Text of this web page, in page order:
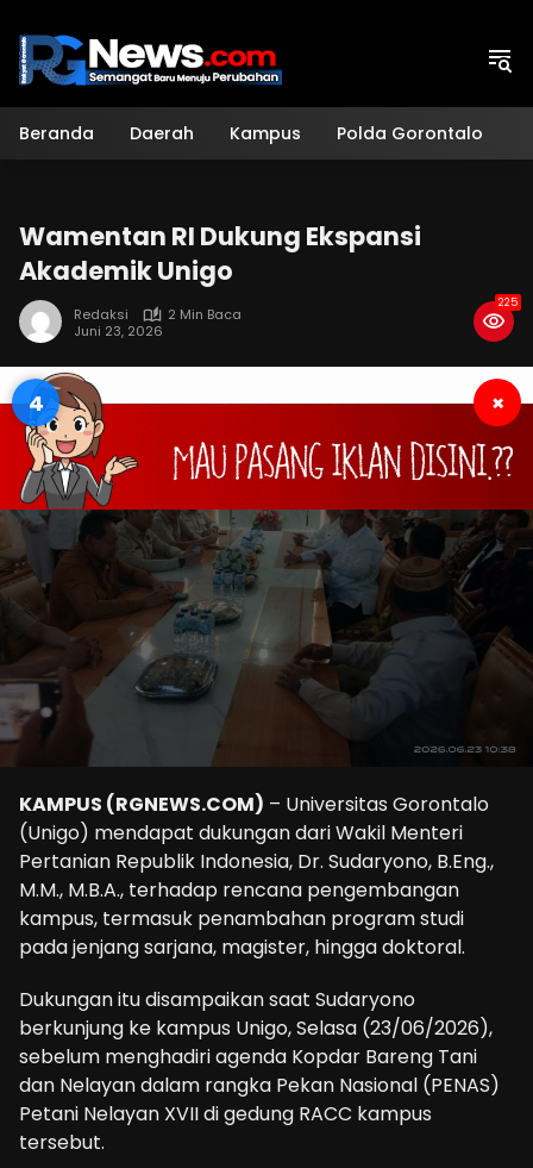
konten
Beranda Daerah Kampus Polda Gorontalo
Wamentan RI Dukung Ekspansi
Akademik Unigo
Redaksi
2 Min Baca
Juni 23, 2026
225
3 ×
KAMPUS (RGNEWS.COM) – Universitas Gorontalo
(Unigo) mendapat dukungan dari Wakil Menteri
Pertanian Republik Indonesia, Dr. Sudaryono, B.Eng.,
M.M., M.B.A., terhadap rencana pengembangan
kampus, termasuk penambahan program studi
pada jenjang sarjana, magister, hingga doktoral.
Dukungan itu disampaikan saat Sudaryono
berkunjung ke kampus Unigo, Selasa (23/06/2026),
sebelum menghadiri agenda Kopdar Bareng Tani
dan Nelayan dalam rangka Pekan Nasional (PENAS)
Petani Nelayan XVII di gedung RACC kampus
tersebut.